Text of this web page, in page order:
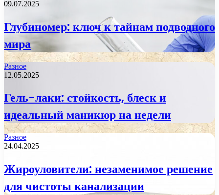
09.07.2025
Глубиномер: ключ к тайнам подводного
мира
Разное
12.05.2025
Гель-лаки: стойкость, блеск и
идеальный маникюр на недели
Разное
24.04.2025
Жироуловители: незаменимое решение
для чистоты канализации